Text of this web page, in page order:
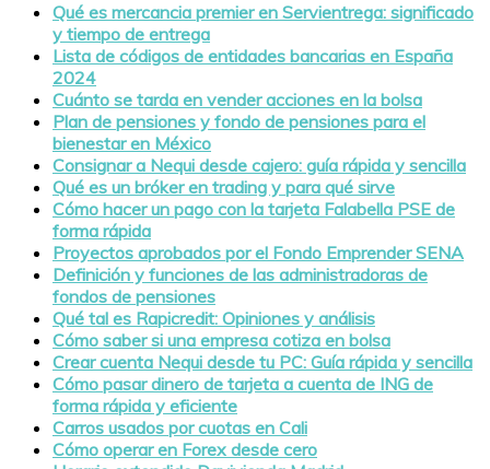
Qué es mercancia premier en Servientrega: significado
y tiempo de entrega
Lista de códigos de entidades bancarias en España
2024
Cuánto se tarda en vender acciones en la bolsa
Plan de pensiones y fondo de pensiones para el
bienestar en México
Consignar a Nequi desde cajero: guía rápida y sencilla
Qué es un bróker en trading y para qué sirve
Cómo hacer un pago con la tarjeta Falabella PSE de
forma rápida
Proyectos aprobados por el Fondo Emprender SENA
Definición y funciones de las administradoras de
fondos de pensiones
Qué tal es Rapicredit: Opiniones y análisis
Cómo saber si una empresa cotiza en bolsa
Crear cuenta Nequi desde tu PC: Guía rápida y sencilla
Cómo pasar dinero de tarjeta a cuenta de ING de
forma rápida y eficiente
Carros usados por cuotas en Cali
Cómo operar en Forex desde cero